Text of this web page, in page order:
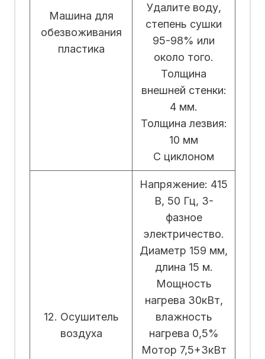
Машина для
обезвоживания
пластика
Удалите воду,
степень сушки
95-98% или
около того.
Толщина
внешней стенки:
4 мм.
Толщина лезвия:
10 мм
С циклоном
12. Осушитель
воздуха
Напряжение: 415
В, 50 Гц, 3-
фазное
электричество.
Диаметр 159 мм,
длина 15 м.
Мощность
нагрева 30кВт,
влажность
нагрева 0,5%
Мотор 7,5+3кВт